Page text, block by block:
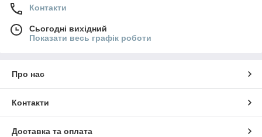
Контакти
Сьогодні вихідний
Показати весь графік роботи
Про нас
Контакти
Доставка та оплата